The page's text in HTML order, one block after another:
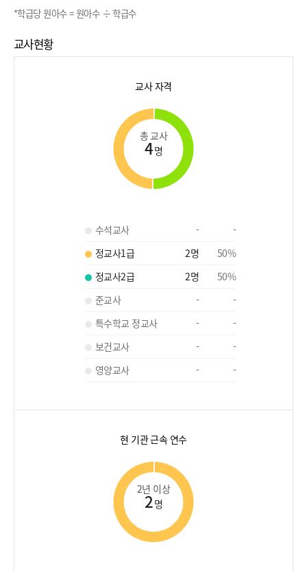
*학급당 원아수 = 원아수 ÷ 학급수
교사현황
교사 자격
총 교사
4명
수석교사 -
-
정교사1급
2명 50%
정교사2급
2명 50%
준교사
-
-
특수학교 정교사
-
-
보건교사
-
-
영양교사
- -
현 기관 근속 연수
2년 이상
2명